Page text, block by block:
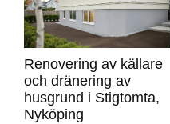
Renovering av källare
och dränering av
husgrund i Stigtomta,
Nyköping